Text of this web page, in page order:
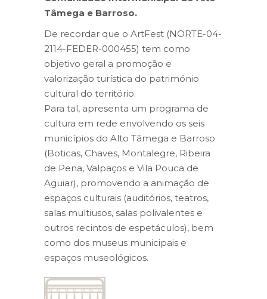
Tâmega e Barroso.
De recordar que o ArtFest (NORTE-04-
2114-FEDER-000455) tem como
objetivo geral a promoção e
valorização turística do património
cultural do território.
Para tal, apresenta um programa de
cultura em rede envolvendo os seis
municípios do Alto Tâmega e Barroso
(Boticas, Chaves, Montalegre, Ribeira
de Pena, Valpaços e Vila Pouca de
Aguiar), promovendo a animação de
espaços culturais (auditórios, teatros,
salas multiusos, salas polivalentes e
outros recintos de espetáculos), bem
como dos museus municipais e
espaços museológicos.